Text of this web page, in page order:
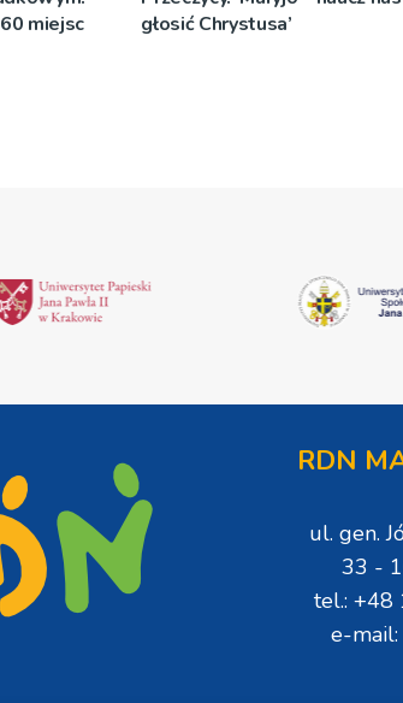
miejsc
głosić Chrystusa’
RDN
ul. gen.
33 -
tel.: +48
e-